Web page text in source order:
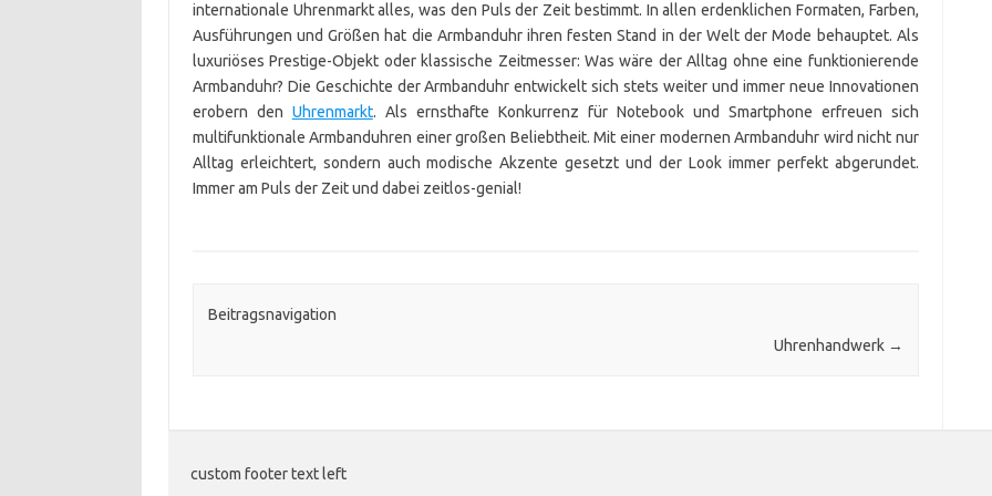
internationale Uhrenmarkt alles, was den Puls der Zeit bestimmt. In allen erdenklichen Formaten, Farben,
Ausführungen und Größen hat die Armbanduhr ihren festen Stand in der Welt der Mode behauptet. Als
luxuriöses Prestige-Objekt oder klassische Zeitmesser: Was wäre der Alltag ohne eine funktionierende
Armbanduhr? Die Geschichte der Armbanduhr entwickelt sich stets weiter und immer neue Innovationen
erobern den Uhrenmarkt. Als ernsthafte Konkurrenz für Notebook und Smartphone erfreuen sich
multifunktionale Armbanduhren einer großen Beliebtheit. Mit einer modernen Armbanduhr wird nicht nur
Alltag erleichtert, sondern auch modische Akzente gesetzt und der Look immer perfekt abgerundet.
Immer am Puls der Zeit und dabei zeitlos-genial!
Beitragsnavigation
Uhrenhandwerk →
custom footer text left